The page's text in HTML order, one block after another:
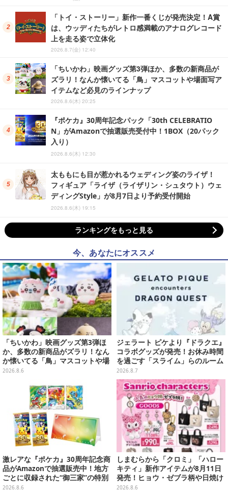
「トイ・ストーリー」新作一番くじが発売決定！A賞
は、ウッディたちがレトロ感満載のアナログレコード
上を走る姿で立体化
2026.8.7(金) 12:40
「ちいかわ」映画グッズ第3弾ほか、多数の新商品が
ズラリ！なんか懐いてる「鳥」マスコットや場面写ア
イテムなど必見のラインナップ
2026.8.6(木) 20:25
『ポケカ』30周年記念パック「30th CELEBRATIO
N」がAmazonで抽選販売受付中！1BOX（20パック
入り）
2026.8.6(木) 12:30
太ももにも目が惹かれるウェディング姿のライザ！
フィギュア「ライザ（ライザリン・シュタウト）ウェ
ディングStyle」が8月7日より予約受付開始
2026.8.6(木) 19:15
ランキングをもっと見る
今、あなたにオススメ
「ちいかわ」映画グッズ第3弾ほ
か、多数の新商品がズラリ！なん
か懐いてる「鳥」マスコットや場
面写アイテムなど必見のラインナ
2026.8.6
ジェラート ピケより『ドラクエ』
コラボグッズが発売！お休み時間
を過ごす「スライム」らのルーム
ウェア、雑貨など多数ラインナッ
プ
2026.8.7
激レアな『ポケカ』30周年記念商
品がAmazonで抽選販売中！地方
ごとに収録された“御三家”の特別
カード
2026.8.6
しまむらから「クロミ」「ハロー
キティ」新作アイテムが8月11日
発売！ヒョウ・ゼブラ柄や日焼け
デザインの可愛い雑貨・アパレル
2026.8.6